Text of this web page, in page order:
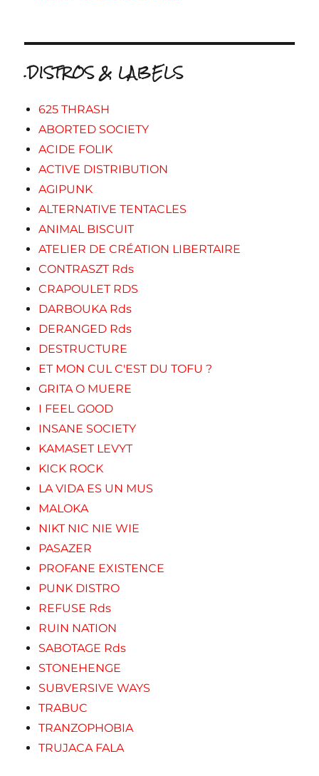
.DISTROS & LABELS
625 THRASH
ABORTED SOCIETY
ACIDE FOLIK
ACTIVE DISTRIBUTION
AGIPUNK
ALTERNATIVE TENTACLES
ANIMAL BISCUIT
ATELIER DE CRÉATION LIBERTAIRE
CONTRASZT Rds
CRAPOULET RDS
DARBOUKA Rds
DERANGED Rds
DESTRUCTURE
ET MON CUL C'EST DU TOFU ?
GRITA O MUERE
I FEEL GOOD
INSANE SOCIETY
KAMASET LEVYT
KICK ROCK
LA VIDA ES UN MUS
MALOKA
NIKT NIC NIE WIE
PASAZER
PROFANE EXISTENCE
PUNK DISTRO
REFUSE Rds
RUIN NATION
SABOTAGE Rds
STONEHENGE
SUBVERSIVE WAYS
TRABUC
TRANZOPHOBIA
TRUJACA FALA